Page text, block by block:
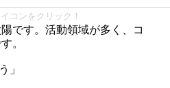
コンをクリック！
です。活動領域が多く、コ
。
」